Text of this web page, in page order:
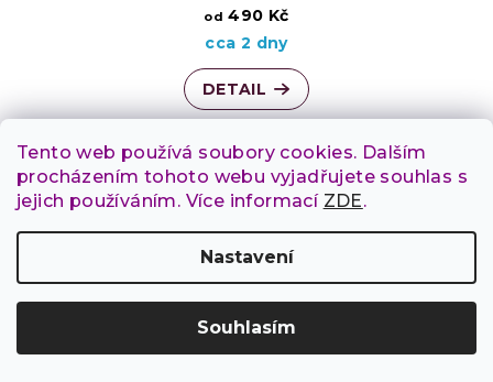
Tento web používá soubory cookies. Dalším
procházením tohoto webu vyjadřujete souhlas s
jejich používáním. Více informací ZDE.
Nastavení
Souhlasím
od 490 Kč
cca 2 dny
DETAIL